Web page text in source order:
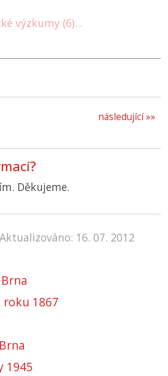
výzkumy (6)...
následující »»
Děkujeme.
Aktualizováno: 16. 07. 2012
roku 1867
1945